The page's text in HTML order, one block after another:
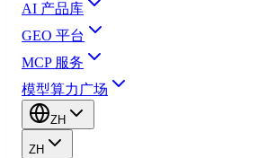
AI 产品库
GEO 平台
MCP 服务
模型算力广场
ZH
ZH